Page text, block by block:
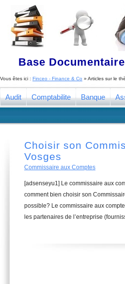
Base
Vous êtes ici : Finceo - Finance & Co » Articles sur le
Audit Comptabilite Banque
Choisir son
Vosges
Commissaire aux Comptes
[adsenseyu1] Le commissaire aux
comment bien choisir son
possible? Le commissaire aux
les partenaires de l’entreprise